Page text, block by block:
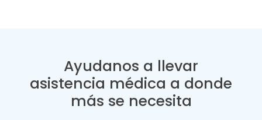
Ayudanos a llevar
asistencia médica a donde
más se necesita